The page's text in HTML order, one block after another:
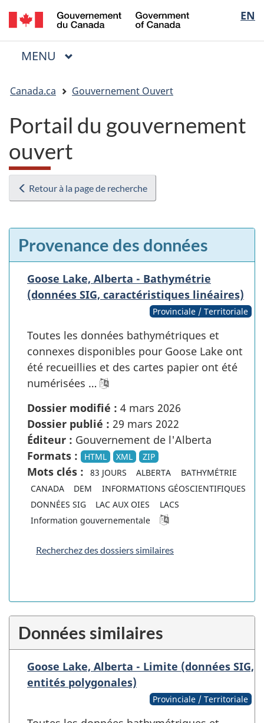
Passer
au
contenu
Passer
à
« Au
Passer
à
la
EN
of
Menu
MENU PRINCIPAL
êtes
ici
Canada.ca Gouvernement Ouvert
Portail du gouvernement
ouvert
Retour à la page de recherche
Provenance des données
Goose Lake, Alberta - Bathymétrie
(données SIG, caractéristiques linéaires)
Provinciale / Territoriale
Toutes les données bathymétriques et
connexes disponibles pour Goose Lake ont
été recueillies et des cartes papier ont été
numérisées …
Dossier modifié : 4 mars 2026
Dossier publié : 29 mars 2022
Éditeur : Gouvernement de l'Alberta
Formats :
HTML XML ZIP
Mots clés : 83 JOURS ALBERTA
BATHYMÉTRIE
CANADA
DEM
INFORMATIONS GÉOSCIENTIFIQUES
DONNÉES SIG
LAC AUX OIES
LACS
Information gouvernementale
Recherchez des dossiers similaires
Données similaires
Goose Lake, Alberta - Limite (données SIG,
entités polygonales)
Provinciale / Territoriale